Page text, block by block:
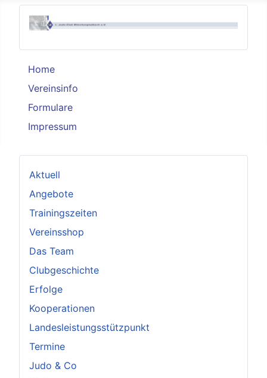
Home
Vereinsinfo
Formulare
Impressum
Aktuell
Angebote
Trainingszeiten
Vereinsshop
Das Team
Clubgeschichte
Erfolge
Kooperationen
Landesleistungsstützpunkt
Termine
Judo & Co